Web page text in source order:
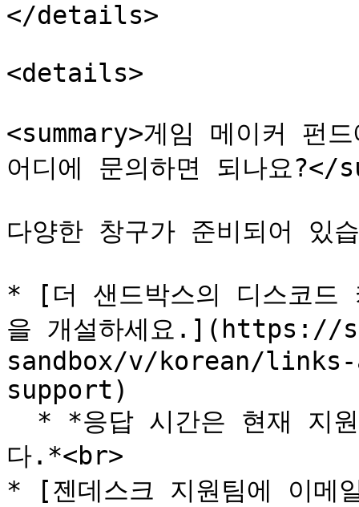
</details>
<details>
<summary>게임 메이커 펀
어디에 문의하면 되나요?</
다양한 창구가 준비되어 있
* [더 샌드박스의 디스코드
을 개설하세요.](https://
sandbox/v/korean/
support)
다.*<br>
* [젠데스크 지원팀에 이메